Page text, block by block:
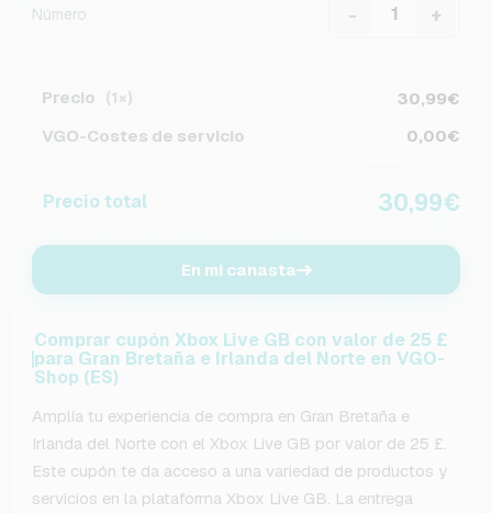
Número - +
Precio (1×)
30,99€
VGO-Costes de servicio
0,00€
Precio total 30,99€
En mi canasta
Comprar cupón Xbox Live GB con valor de 25 £
para Gran Bretaña e Irlanda del Norte en VGO-
Shop (ES)
Amplía tu experiencia de compra en Gran Bretaña e
Irlanda del Norte con el Xbox Live GB por valor de 25 £.
Este cupón te da acceso a una variedad de productos y
servicios en la plataforma Xbox Live GB. La entrega